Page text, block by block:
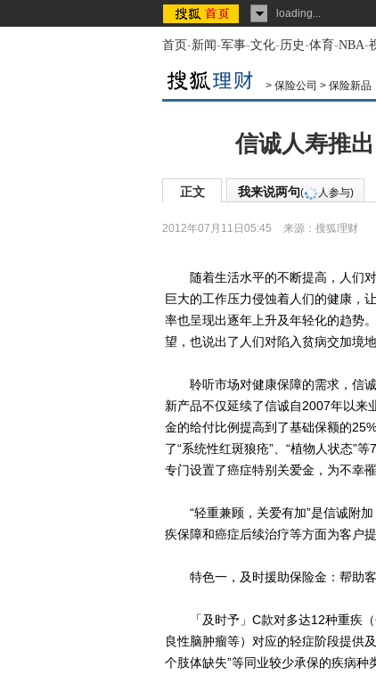
loading...
首页-新闻-军事-文化-历史-体育-NBA-
> 保险公司 > 保险新品
信诚人寿推
正文 我来说两句( 人参与)
2012年07月11日05:45 来源： 搜狐理财
随着生活水平的不断提高，人们对
巨大的工作压力侵蚀着人们的健康，
率也呈现出逐年上升及年轻化的趋势
望，也说出了人们对陷入贫病交加境地
聆听市场对健康保障的需求，信诚
新产品不仅延续了信诚自2007年以来
金的给付比例提高到了基础保额的
了“系统性红斑狼疮”、“植物人状态”
专门设置了癌症特别关爱金，为不幸
“轻重兼顾，关爱有加”是信诚附加
疾保障和癌症后续治疗等方面为客户
特色一，及时援助保险金：帮助客
「及时予」C款对多达12种重疾（
良性脑肿瘤等）对应的轻症阶段提供
个肢体缺失”等同业较少承保的疾病种